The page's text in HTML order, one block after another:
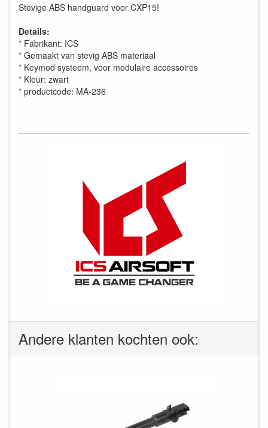
Stevige ABS handguard voor CXP15!
Details:
* Fabrikant: ICS
* Gemaakt van stevig ABS materiaal
* Keymod systeem, voor modulaire accessoires
* Kleur: zwart
* productcode: MA-236
Andere klanten kochten ook: